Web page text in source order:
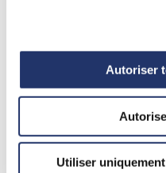
Autoriser
Utiliser
| Munro
Investir dans
l’économie